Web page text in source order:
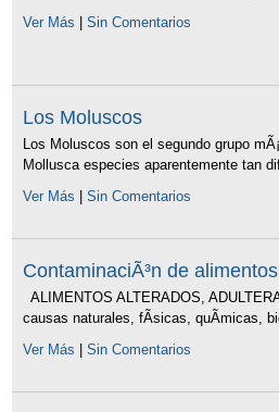
Ver Más
Sin Comentarios
Los Moluscos
Los Moluscos son el segundo grupo
Mollusca especies aparentemente tan
Ver Más
Sin Comentarios
ContaminaciÃ³n de
ALIMENTOS ALTERADOS,
causas naturales, fÃ­sicas, quÃ­micas,
Ver Más
Sin Comentarios